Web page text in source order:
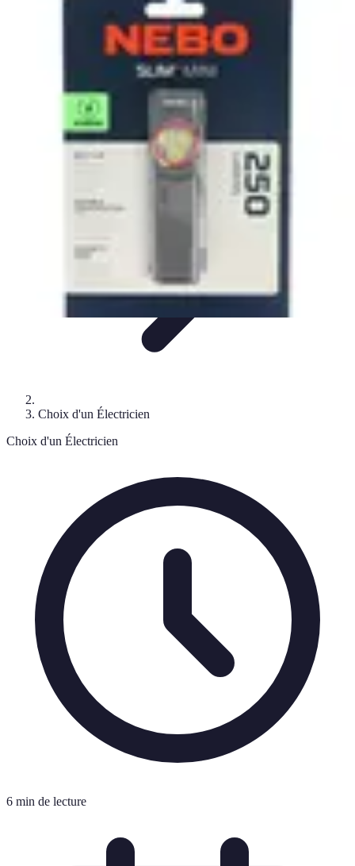
Choix d'un ÉlectricienChoix de l'électricienChoix d'électricien
Sélection d'un électricien
Électricien de Confiance
Choix d'un Électricien
Choix d'un Électricien
6 min de lecture